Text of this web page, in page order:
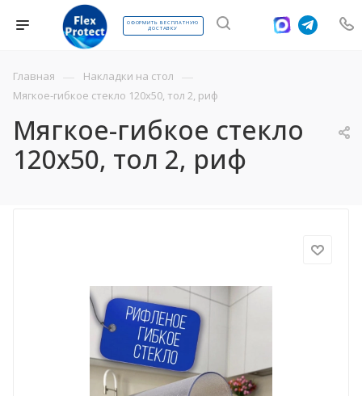
ОФОРМИТЬ БЕСПЛАТНУЮ
ДОСТАВКУ
Главная — Накладки на стол —
Мягкое-гибкое стекло 120х50, тол 2, риф
Мягкое-гибкое стекло
120х50, тол 2, риф